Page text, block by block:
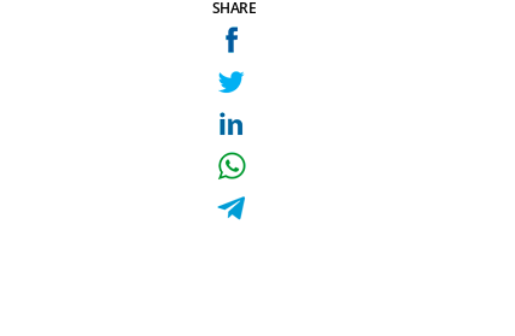
SHARE